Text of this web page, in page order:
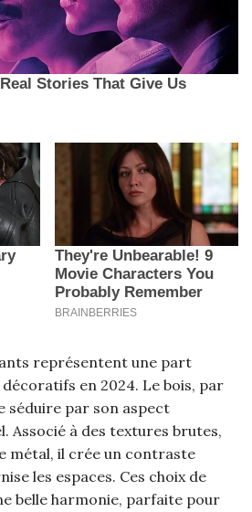
représentent une part
en 2024. Le bois, par
séduire par son aspect
Associé à des textures brutes,
métal, il crée un contraste
les espaces. Ces choix de
belle harmonie, parfaite pour